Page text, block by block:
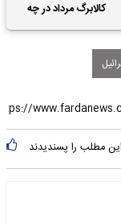
کالابرگ مرداد در چه
تاریخی واریز خواهد شد؟
مطلب را پسندیدند